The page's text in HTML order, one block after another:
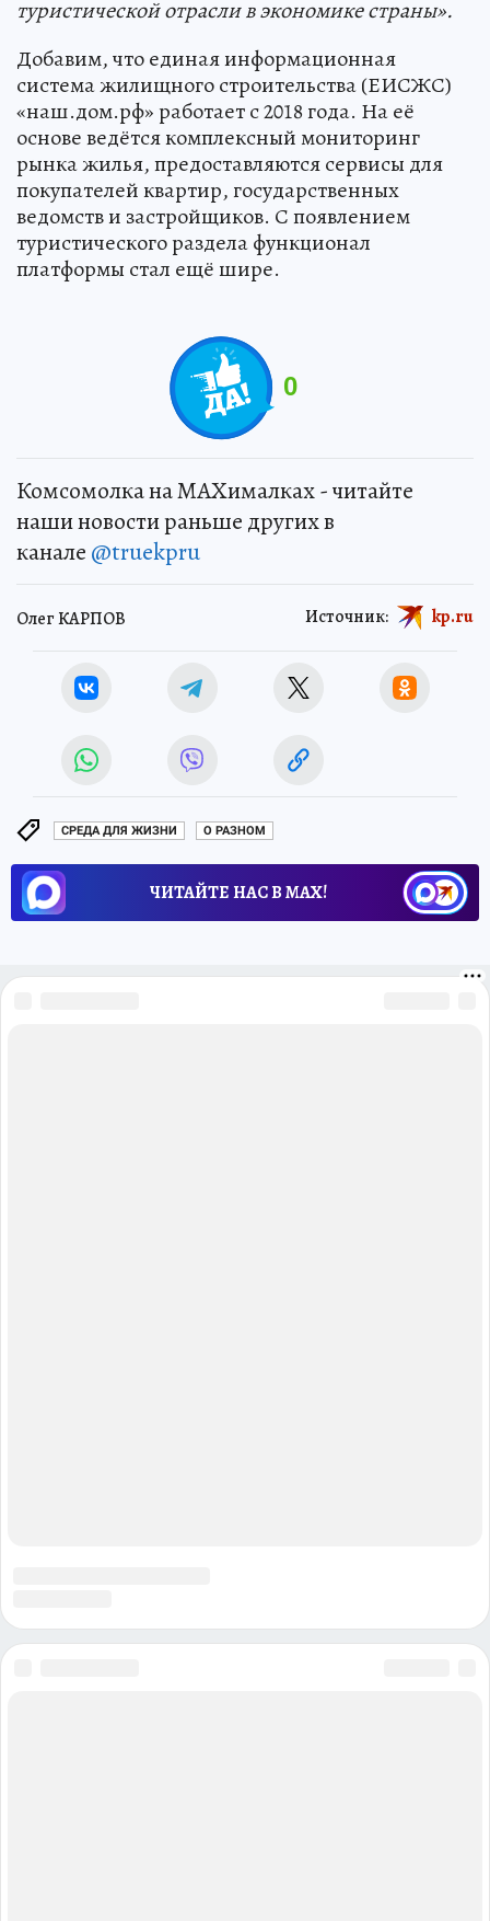
туристической отрасли в экономике страны».
Добавим, что единая информационная
система жилищного строительства (ЕИСЖС)
«наш.дом.рф» работает с 2018 года. На её
основе ведётся комплексный мониторинг
рынка жилья, предоставляются сервисы для
покупателей квартир, государственных
ведомств и застройщиков. С появлением
туристического раздела функционал
платформы стал ещё шире.
0
Комсомолка на MAXималках - читайте
наши новости раньше других в
канале @truekpru
Олег КАРПОВ Источник: kp.ru
СРЕДА ДЛЯ ЖИЗНИ О РАЗНОМ
ЧИТАЙТЕ НАС В МАХ!